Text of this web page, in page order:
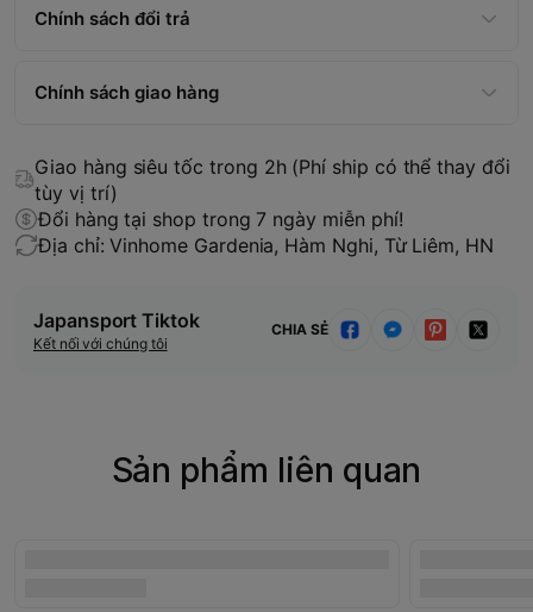
Chính sách đổi trả
Chính sách giao hàng
Giao hàng siêu tốc trong 2h (Phí ship có thể thay đổi
tùy vị trí)
Đổi hàng tại shop trong 7 ngày miễn phí!
Địa chỉ: Vinhome Gardenia, Hàm Nghi, Từ Liêm, HN
Japansport Tiktok
Kết nối với chúng tôi
CHIA SẺ
Sản phẩm liên quan